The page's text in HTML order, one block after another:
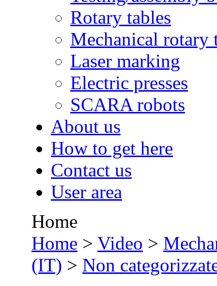
Rotary tables
Mechanical rotary
Laser marking
Electric presses
SCARA robots
About us
How to get here
Contact us
User area
Home
Home > Video >
(IT) > Non